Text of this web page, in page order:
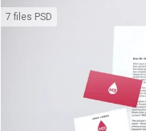
7 files PSD